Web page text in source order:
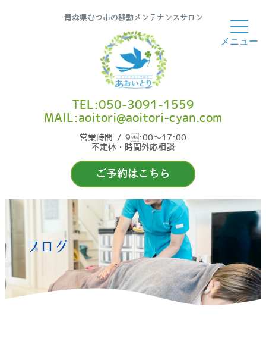
青森県むつ市の移動メンテナンスサロン
ご予約はこちら
TEL:050-3091-1559
MAIL:aoitori@aoitori-cyan.com
営業時間 / 9:00〜17:00
不定休・時間外応相談
ブログ